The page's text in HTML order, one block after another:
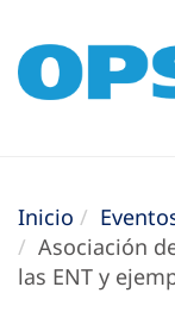
Inicio
Asociación
las ENT y